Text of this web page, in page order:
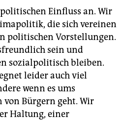
Einfluss an. Wir
die sich vereinen
politischen Vorstellungen.
sein und
sozialpolitisch bleiben.
leider auch viel
wenn es ums
Bürgern geht. Wir
Haltung, einer